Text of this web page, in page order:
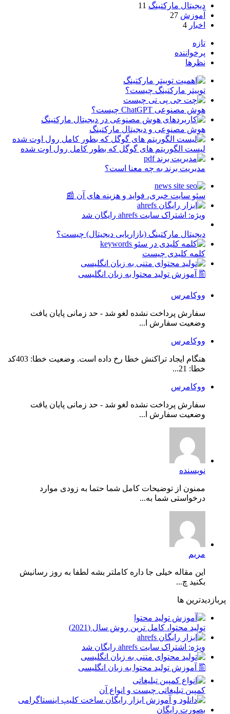
دیجیتال مارکتینگ 11
آموزش 27
اخبار 4
تازه
پرخواننده
نظرها
توییتر مارکتینگ چیست؟
هوش مصنوعی ChatGPT چیست؟
هوش مصنوعی و دیجیتال مارکتینگ
لیست الگوریتم های گوگل که بطور کامل رول اوت شده
مدیریت برند به چه معنا است؟
سئو سایت خبری، فواید و هزینه های آن 📰
ویژه: اشتراک سایت ahrefs رایگان شد
دیجیتال مارکتینگ (بازاریابی دیجیتال) چیست؟
کلمه کلیدی چیست
🖺 آموزش تولید محتوا به زبان انگلیسی
ووکامرس
سفارش پرداخت نشده لغو شد - حد زمانی پایان یافت
وضعیت سفارش ا...
ووکامرس
هنگام ایجاد تراکنش خطا رخ داده است. وضعیت خطا: 403کد
خطا: 21...
ووکامرس
سفارش پرداخت نشده لغو شد - حد زمانی پایان یافت
وضعیت سفارش ا...
نویسنده
ممنون از توضیحات کامل شما حتما به زودی موارد
درخواستی شما به...
مریم
این مقاله خیلی جا داره کاملتر بشه لطفا به روز رسانیش
بکنید چ...
پربازدیدترین ها
توليد محتوا، کامل ترین روش سال (2021)
ویژه: اشتراک سایت ahrefs رایگان شد
🖺 آموزش تولید محتوا به زبان انگلیسی
کمپین تبلیغاتی چیست و انواع آن